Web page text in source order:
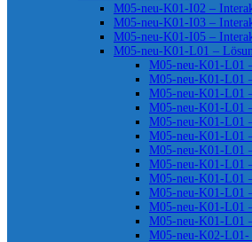
M05-neu-K01-I02 –
M05-neu-K01-I03 –
M05-neu-K01-I05 –
M05-neu-K01-L01 –
M05-neu-K01-L01
M05-neu-K01-L01
M05-neu-K01-L01
M05-neu-K01-L01
M05-neu-K01-L01
M05-neu-K01-L01
M05-neu-K01-L01
M05-neu-K01-L01
M05-neu-K01-L01
M05-neu-K01-L01
M05-neu-K01-L01
M05-neu-K01-L01
M05-neu-K02-L01-